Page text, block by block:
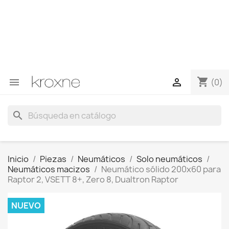
 shopping_cart (0)

search
Inicio Piezas Neumáticos
Solo neumáticos
Neumáticos macizos
Neumático sólido 200x60 para
Raptor 2, VSETT 8+, Zero 8, Dualtron Raptor
NUEVO